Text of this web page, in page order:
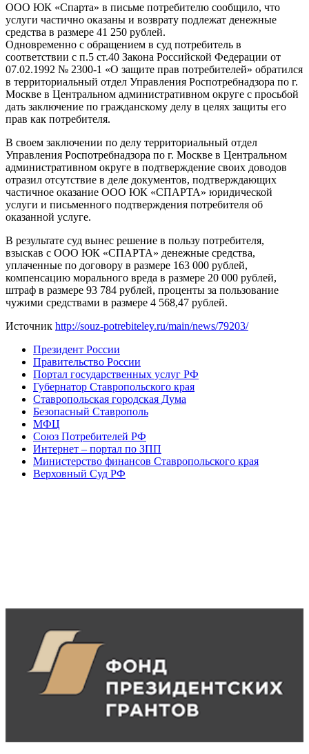
ООО ЮК «Спарта» в письме потребителю сообщило, что
услуги частично оказаны и возврату подлежат денежные
средства в размере 41 250 рублей.
Одновременно с обращением в суд потребитель в
соответствии с п.5 ст.40 Закона Российской Федерации от
07.02.1992 № 2300-1 «О защите прав потребителей» обратился
в территориальный отдел Управления Роспотребнадзора по г.
Москве в Центральном административном округе с просьбой
дать заключение по гражданскому делу в целях защиты его
прав как потребителя.
В своем заключении по делу территориальный отдел
Управления Роспотребнадзора по г. Москве в Центральном
административном округе в подтверждение своих доводов
отразил отсутствие в деле документов, подтверждающих
частичное оказание ООО ЮК «СПАРТА» юридической
услуги и письменного подтверждения потребителя об
оказанной услуге.
В результате суд вынес решение в пользу потребителя,
взыскав с ООО ЮК «СПАРТА» денежные средства,
уплаченные по договору в размере 163 000 рублей,
компенсацию морального вреда в размере 20 000 рублей,
штраф в размере 93 784 рублей, проценты за пользование
чужими средствами в размере 4 568,47 рублей.
Источник http://souz-potrebiteley.ru/main/news/79203/
Президент России
Правительство России
Портал государственных услуг РФ
Губернатор Ставропольского края
Ставропольская городская Дума
Безопасный Ставрополь
МФЦ
Союз Потребителей РФ
Интернет – портал по ЗПП
Министерство финансов Ставропольского края
Верховный Суд РФ